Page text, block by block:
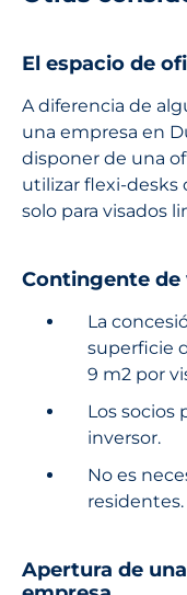
El espacio de
A diferencia de
una empresa en
disponer de una
utilizar flexi-desks
solo para visados
Contingente de
La
superficie
9 m2 por
Los socios
inversor.
No es
residentes.
Apertura de